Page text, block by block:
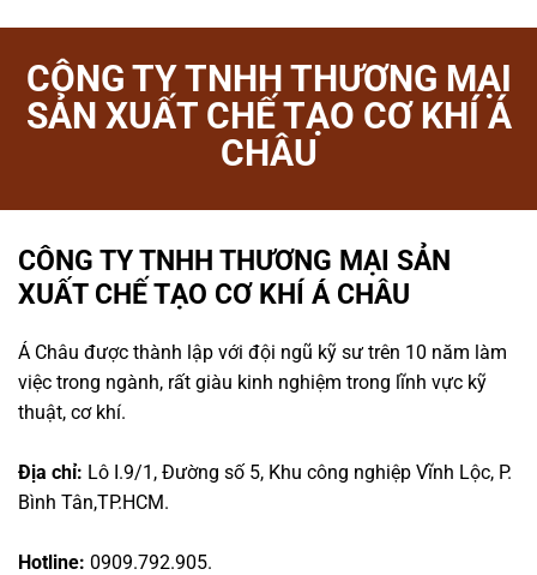
CÔNG TY TNHH THƯƠNG MẠI
SẢN XUẤT CHẾ TẠO CƠ KHÍ Á
CHÂU
CÔNG TY TNHH THƯƠNG MẠI SẢN
XUẤT CHẾ TẠO CƠ KHÍ Á CHÂU
Á Châu được thành lập với đội ngũ kỹ sư trên 10 năm làm
việc trong ngành, rất giàu kinh nghiệm trong lĩnh vực kỹ
thuật, cơ khí.
Địa chỉ: Lô I.9/1, Đường số 5, Khu công nghiệp Vĩnh Lộc, P.
Bình Tân,TP.HCM.
Hotline: 0909.792.905.